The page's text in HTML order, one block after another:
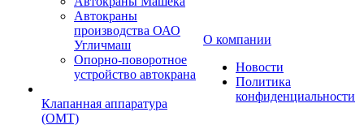
Автокраны
производства ОАО
Угличмаш
Опорно-поворотное
устройство автокрана
Клапанная аппаратура
(OMT)
О компании
Новости
Политика
конфиденциальности